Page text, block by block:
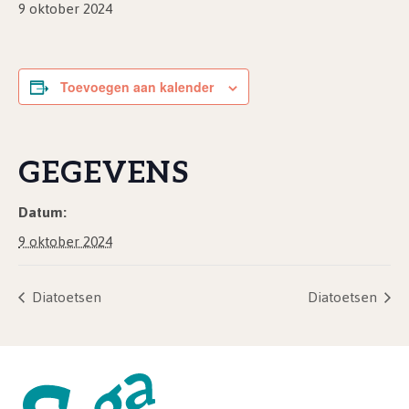
9 oktober 2024
Toevoegen aan kalender
GEGEVENS
Datum:
9 oktober 2024
Diatoetsen
Diatoetsen